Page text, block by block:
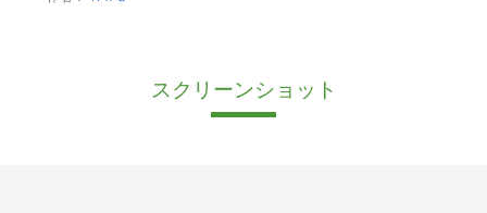
スクリーンショット